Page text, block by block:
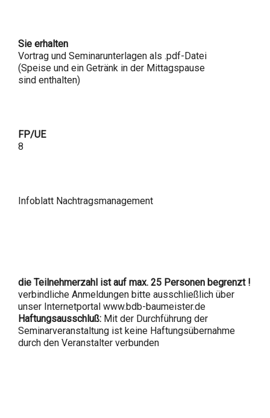
Sie erhalten
Vortrag und Seminarunterlagen als .pdf-Datei
(Speise und ein Getränk in der Mittagspause
sind enthalten)
FP/UE
8
Infoblatt Nachtragsmanagement
die Teilnehmerzahl ist auf max. 25 Personen begrenzt !
verbindliche Anmeldungen bitte ausschließlich über
unser Internetportal www.bdb-baumeister.de
Haftungsausschluß: Mit der Durchführung der
Seminarveranstaltung ist keine Haftungsübernahme
durch den Veranstalter verbunden